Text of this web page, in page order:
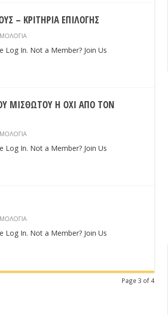
– ΚΡΙΤΗΡΙΑ ΕΠΙΛΟΓΗΣ
Log In. Not a Member? Join Us
ΜΙΣΘΩΤΟΥ Η ΟΧΙ ΑΠΟ ΤΟΝ
Log In. Not a Member? Join Us
Log In. Not a Member? Join Us
Page 3 of 4